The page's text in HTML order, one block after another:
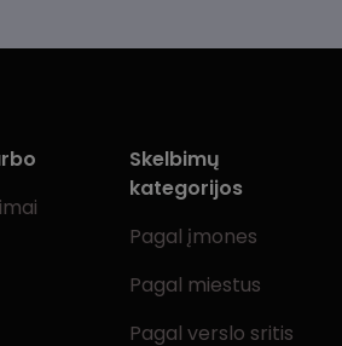
Skelbimų
kategorijos
Pagal įmones
Pagal miestus
Pagal verslo sritis